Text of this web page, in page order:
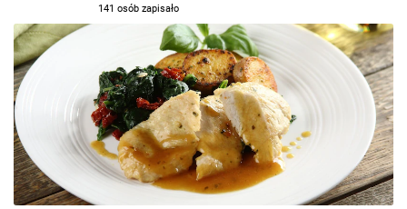
141 osób zapisało